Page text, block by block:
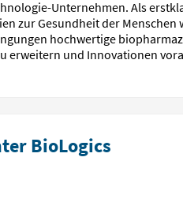
Unter­nehmen. Als
zur Gesund­heit der
hoch­wertige
und Inno­vationen
BioLogics